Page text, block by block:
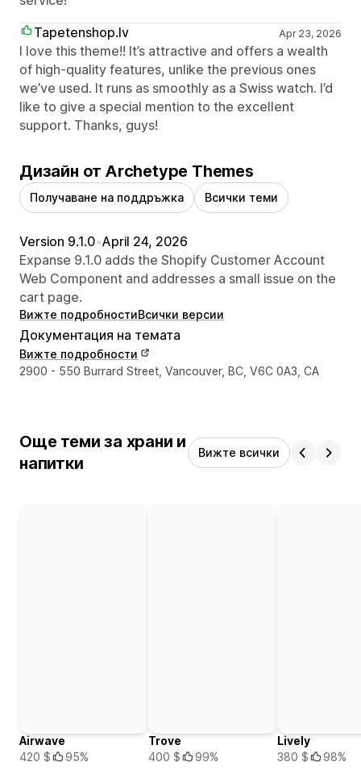
Tapetenshop.lv
Apr 23, 2026
I love this theme!! It’s attractive and offers a wealth
of high-quality features, unlike the previous ones
we’ve used. It runs as smoothly as a Swiss watch. I’d
like to give a special mention to the excellent
support. Thanks, guys!
Дизайн от Archetype Themes
Получаване на поддръжка Всички теми
Version 9.1.0•April 24, 2026
Expanse 9.1.0 adds the Shopify Customer Account
Web Component and addresses a small issue on the
cart page.
Вижте подробностиВсички версии
Документация на темата
Вижте подробности
Данни за връзка с дизайнера
2900 - 550 Burrard Street, Vancouver, BC, V6C 0A3, CA
Още теми за храни и
напитки
Вижте всички
Airwave
420 $
95%
Trove
400 $
99%
Lively
380 $
98%